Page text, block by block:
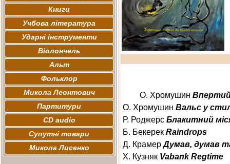
Книги
Учбова література
Ударні інструменти
Віолончель
Альт
Фольклор
Микола Леонтович
Партитури
CD audio
Супутні товари
Микола Лисенко
О. Хромушин
О. Хромушин Вальс у
Р. Роджерс Блакитний
Б. Бекерек Raindrops
Д. КрамерДумав, думав
Х. Кузняк Vabank Regtime